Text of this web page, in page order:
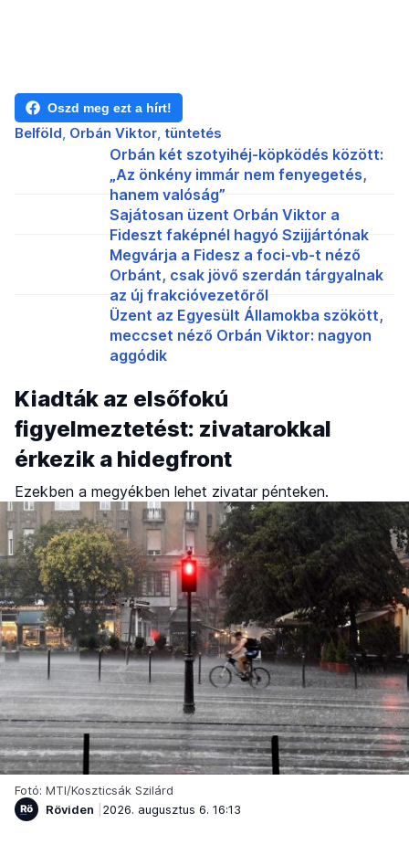
Oszd meg ezt a hírt!
Belföld Orbán Viktor tüntetés
Orbán két szotyihéj-köpködés között:
„Az önkény immár nem fenyegetés,
hanem valóság”
Sajátosan üzent Orbán Viktor a
Fideszt faképnél hagyó Szijjártónak
Megvárja a Fidesz a foci-vb-t néző
Orbánt, csak jövő szerdán tárgyalnak
az új frakcióvezetőről
Üzent az Egyesült Államokba szökött,
meccset néző Orbán Viktor: nagyon
aggódik
Kiadták az elsőfokú
figyelmeztetést: zivatarokkal
érkezik a hidegfront
Ezekben a megyékben lehet zivatar pénteken.
Fotó: MTI/Koszticsák Szilárd
Röviden
2026. augusztus 6. 16:13